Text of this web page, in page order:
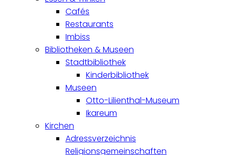
Cafés
Restaurants
Imbiss
Bibliotheken & Museen
Stadtbibliothek
Kinderbibliothek
Museen
Otto-Lilienthal-Museum
Ikareum
Kirchen
Adressverzeichnis
Religionsgemeinschaften